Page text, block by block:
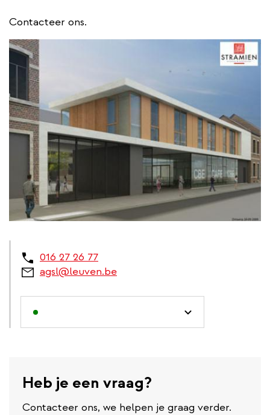
Contacteer ons.
016 27 26 77
agsl@leuven.be
Heb je een vraag?
Contacteer ons, we helpen je graag verder.